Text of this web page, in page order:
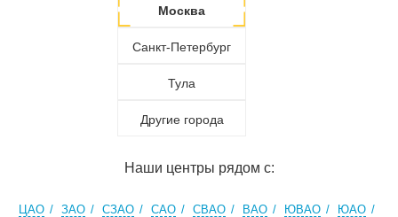
Москва
Санкт-Петербург
Тула
Другие города
Наши центры рядом с:
ЦАО ЗАО СЗАО САО СВАО ВАО ЮВАО ЮАО